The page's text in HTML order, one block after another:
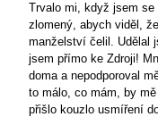
Trvalo mi, když jsem
zlomený, abych viděl,
manželství čelil. Udělal
jsem přímo ke Zdroji!
doma a nepodporoval
to málo, co mám, by
přišlo kouzlo usmíření